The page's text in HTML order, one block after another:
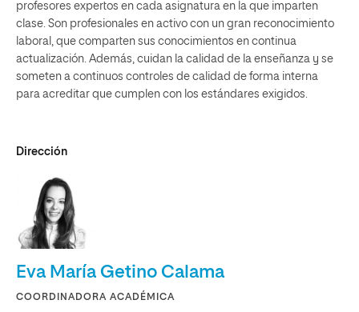
profesores expertos en cada asignatura en la que imparten
clase. Son profesionales en activo con un gran reconocimiento
laboral, que comparten sus conocimientos en continua
actualización. Además, cuidan la calidad de la enseñanza y se
someten a continuos controles de calidad de forma interna
para acreditar que cumplen con los estándares exigidos.
Dirección
Eva María Getino Calama
COORDINADORA ACADÉMICA